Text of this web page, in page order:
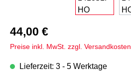
44,00 €
Preise inkl. MwSt. zzgl. Versandkosten
Lieferzeit: 3 - 5 Werktage